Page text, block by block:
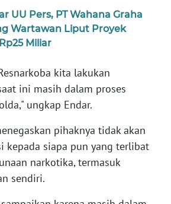
UU Pers, PT Wahana Graha
Wartawan Liput Proyek
Miliar
kita lakukan
ini masih dalam proses
ungkap Endar.
pihaknya tidak akan
kepada siapa pun yang terlibat
narkotika, termasuk
sendiri.